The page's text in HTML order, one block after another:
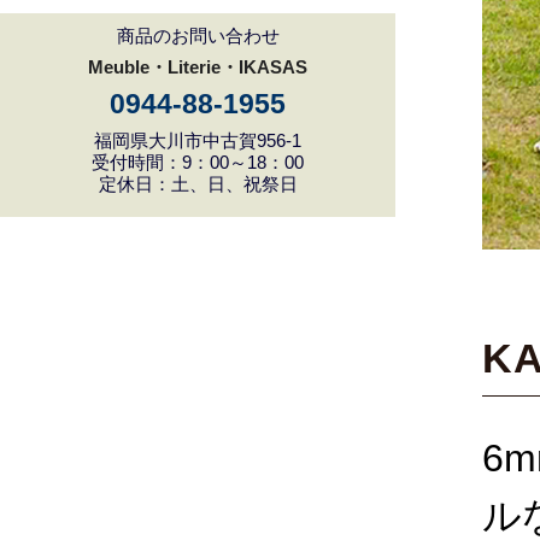
商品のお問い合わせ
Meuble・Literie・IKASAS
0944-88-1955
福岡県大川市中古賀956-1
受付時間：9：00～18：00
定休日：土、日、祝祭日
ル